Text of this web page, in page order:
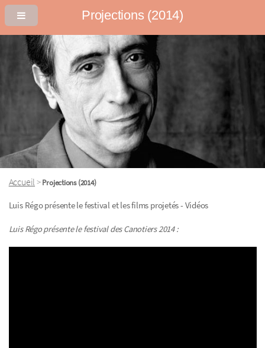
Projections (2014)
Accueil >Projections (2014)
Luis Régo présente le festival et les films projetés - Vidéos
Luis Régo présente le festival des Canotiers 2014 :